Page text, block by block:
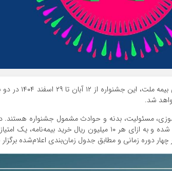
به گزارش راهبرد بانک،
شد.
مسئولیت، بدنه و حوادث مشمول جشنواره هستند. در
تخفیف های متنوع تا سقف ۲۲ درصد بهره‌مند شده و به ازای هر ۱۰ میلیون
دوره زمانی و مطابق جدول زمان‌بندی اعلام‌شده
تمدید خودکار بیمه سلامت دهک‌های